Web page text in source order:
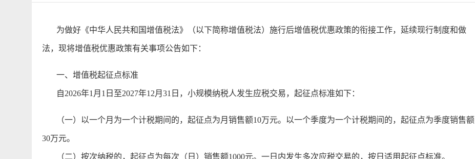
为做好《中华人民共和国增值税法》（以下简称增值税法）施行后增值税优惠政策的衔接工作，延续现行制度和做
法，现将增值税优惠政策有关事项公告如下：
一、增值税起征点标准
自2026年1月1日至2027年12月31日，小规模纳税人发生应税交易，起征点标准如下：
（一）以一个月为一个计税期间的，起征点为月销售额10万元。以一个季度为一个计税期间的，起征点为季度销售额
30万元。
（二）按次纳税的，起征点为每次（日）销售额1000元。一日内发生多次应税交易的，按日适用起征点标准。